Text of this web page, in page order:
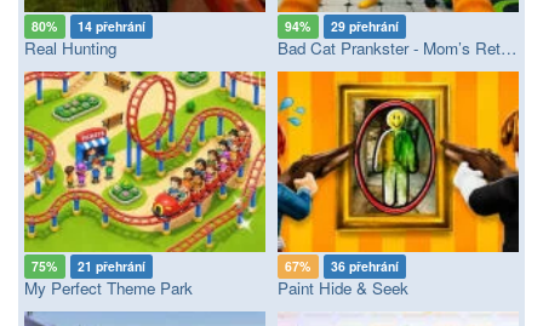
80% 14 přehrání
Real Hunting
94% 29 přehrání
Bad Cat Prankster - Mom’s Return
75% 21 přehrání
My Perfect Theme Park
67% 36 přehrání
Paint Hide & Seek